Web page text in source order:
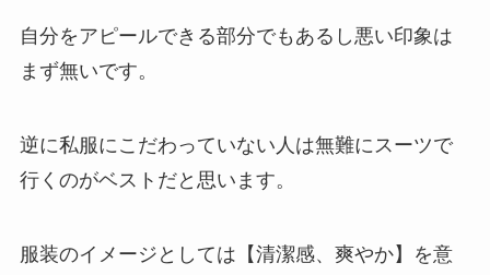
自分をアピールできる部分でもあるし悪い印象は
まず無いです。
逆に私服にこだわっていない人は無難にスーツで
行くのがベストだと思います。
服装のイメージとしては【清潔感、爽やか】を意